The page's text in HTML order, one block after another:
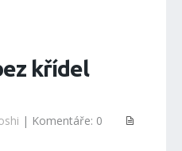
křídel
| Komentáře: 0